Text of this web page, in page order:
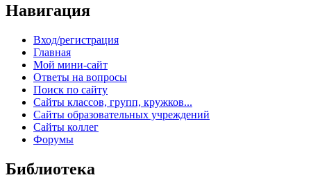
Навигация
Вход/регистрация
Главная
Мой мини-сайт
Ответы на вопросы
Поиск по сайту
Сайты классов, групп, кружков...
Сайты образовательных учреждений
Сайты коллег
Форумы
Библиотека